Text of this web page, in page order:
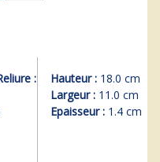
:
Hauteur : 18.0 cm
Largeur : 11.0 cm
Epaisseur : 1.4 cm